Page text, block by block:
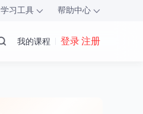
学习工具 帮助中心
我的课程 登录 注册